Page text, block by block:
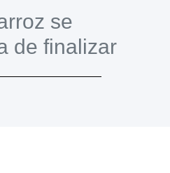
se
de finalizar